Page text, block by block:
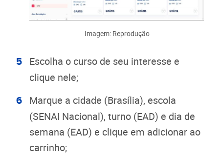
Imagem: Reprodução
Escolha o curso de seu interesse e
clique nele;
Marque a cidade (Brasília), escola
(SENAI Nacional), turno (EAD) e dia de
semana (EAD) e clique em adicionar ao
carrinho;